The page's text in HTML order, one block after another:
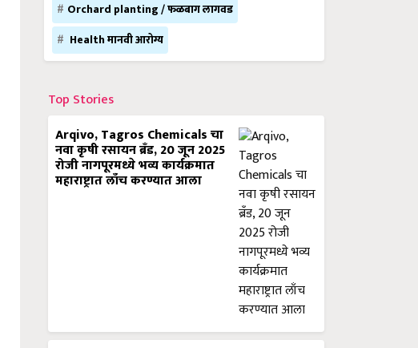
Orchard planting / फळबाग लागवड
Health मानवी आरोग्य
Top Stories
Arqivo, Tagros Chemicals चा
नवा कृषी रसायन ब्रँड, 20 जून 2025
रोजी नागपूरमध्ये भव्य कार्यक्रमात
महाराष्ट्रात लाँच करण्यात आला